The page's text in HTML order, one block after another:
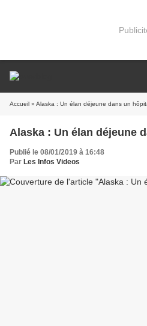
Accueil » Alaska : Un élan déjeune dans un
Alaska : Un élan déjeune
Publié le 08/01/2019 à 16:48
Par Les Infos Videos